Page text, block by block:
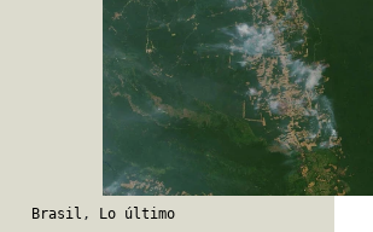
Brasil , Lo último
de insider y las guías más